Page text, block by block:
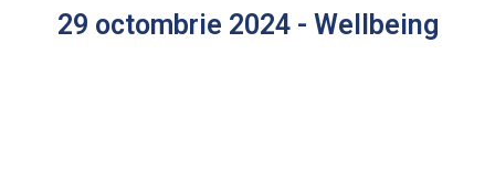
29 octombrie 2024 - Wellbeing